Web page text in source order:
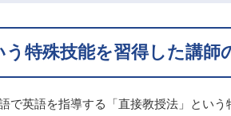
う特殊技能を習得した講師
で英語を指導する「直接教授法」とい